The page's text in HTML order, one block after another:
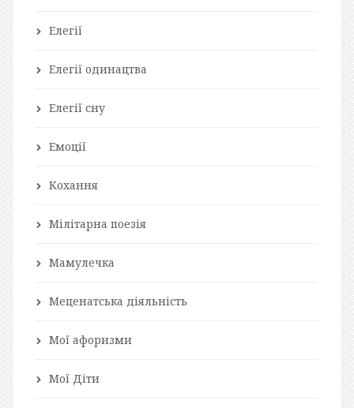
Елегії
Елегії одинацтва
Елегії сну
Емоції
Кохання
Мілітарна поезія
Мамулечка
Меценатська діяльність
Мої афоризми
Мої Діти